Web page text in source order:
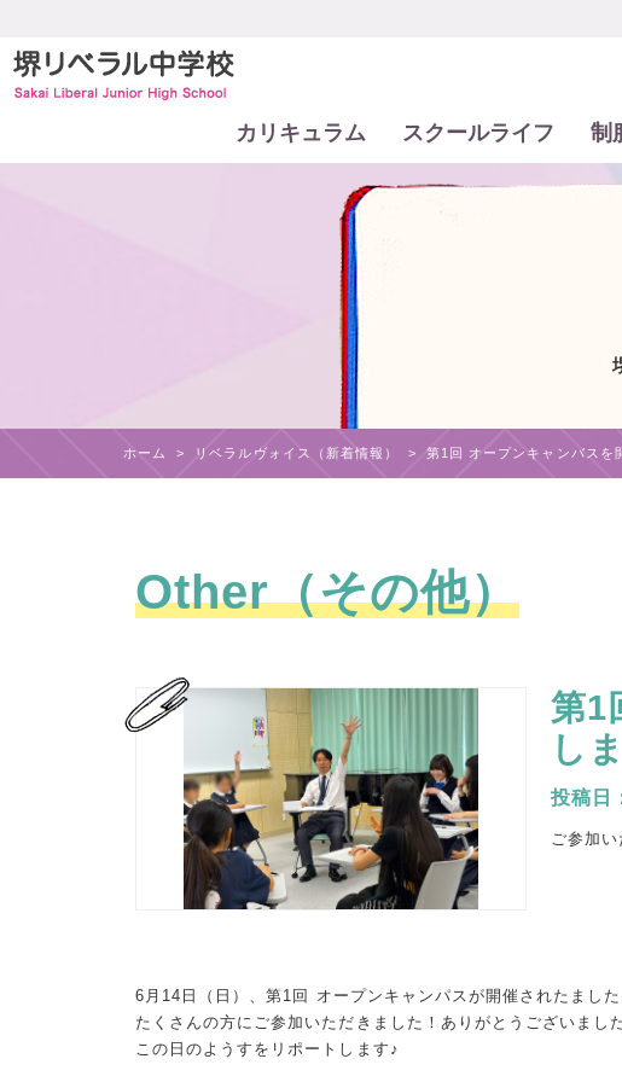
カリキュラム スクールライフ 制
ホーム > リベラルヴォイス（新着情報） >第1回 オープンキャンバスを
Other（その他）
第1
し
ご参加
6月14日（日）、第1回 オープンキャンパスが開催されたました
たくさんの方にご参加いただきました！ありがとうございま
この日のようすをリポートします♪